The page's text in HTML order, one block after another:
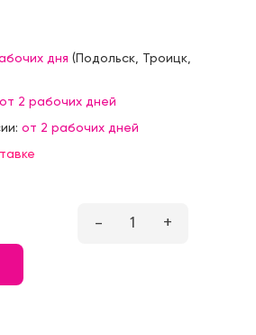
дня (Подольск Троицк
от 2 рабочих дней
от 2 рабочих дней
– 1 +